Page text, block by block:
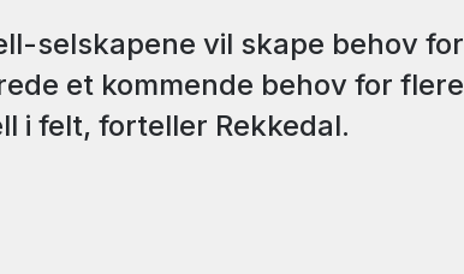
selskapene vil skape behov for
et kommende behov for flere
i felt, forteller Rekkedal.